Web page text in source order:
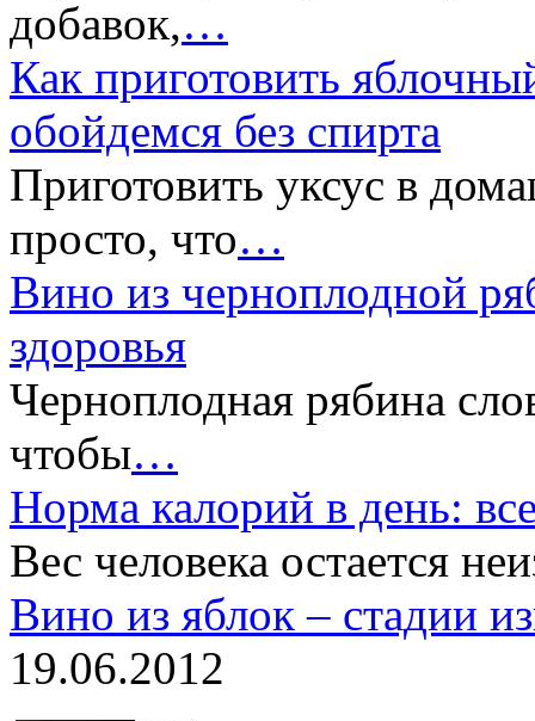
добавок,…
Как приготовить
обойдемся без спирта
Приготовить уксус в
просто, что…
Вино из черноплодной
здоровья
Черноплодная рябина
чтобы…
Норма калорий в день:
Вес человека остается
Вино из яблок – стадии
19.06.2012